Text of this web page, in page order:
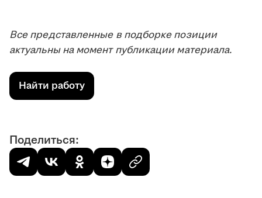
Все представленные в подборке позиции
актуальны на момент публикации материала.
Найти работу
Поделиться: